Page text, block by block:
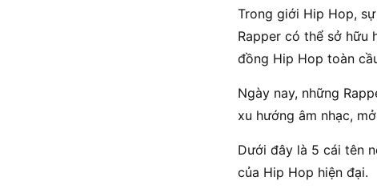
Trong giới Hip Hop,
Rapper có thể sở hữu
đồng Hip Hop toàn
Ngày nay, những
xu hướng âm nhạc,
Dưới đây là 5 cái tên
của Hip Hop hiện đại.